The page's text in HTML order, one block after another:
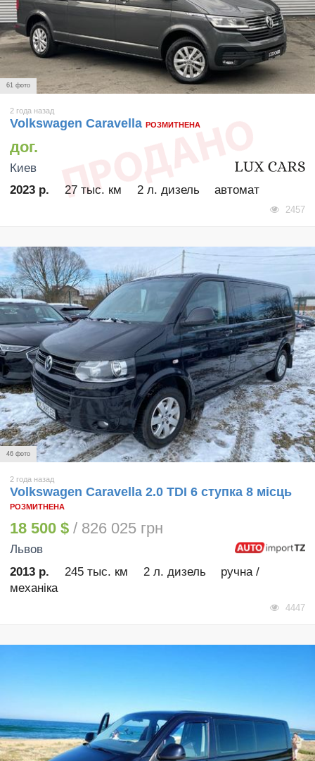
61 фото
2 года назад
Volkswagen Caravella РОЗМИТНЕНА
дог.
Киев
2023 р.
27 тыс. км 2 л. дизель автомат
2457
46 фото
2 года назад
Volkswagen Caravella 2.0 TDI 6 ступка 8 місць
РОЗМИТНЕНА
18 500 $ / 826 025 грн
Львов
2013 р.
245 тыс. км 2 л. дизель
ручна /
механіка
4447